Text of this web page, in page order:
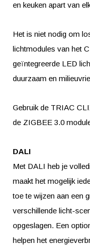
en keuken apart van
Het is niet nodig om
lichtmodules van het
geïntegreerde LED
duurzaam en
Gebruik de TRIAC
de ZIGBEE 3.0
DALI
Met DALI heb je
maakt het mogelijk
toe te wijzen aan een
verschillende licht-
opgeslagen. Een
helpen het